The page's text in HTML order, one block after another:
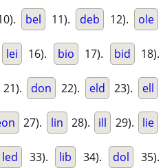
bel 11). deb 12). ole
lei 16). bio 17). bid 18).
21). don 22). eld 23). ell
27). lin 28). ill 29). lie
led 33). lib 34). dol 35).